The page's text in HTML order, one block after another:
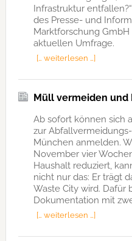
Infrastruktur
des Presse- und
Marktforschung
aktuellen Umfrage.
[… weiterlesen …]
Müll vermeiden und
Ab sofort können sich
zur
München anmelden.
November vier
Haushalt reduziert,
nicht nur das: Er trägt
Waste City wird. Dafür
Dokumentation mit
[… weiterlesen …]